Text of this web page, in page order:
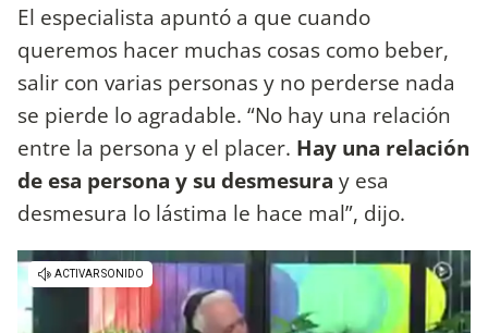
El especialista apuntó a que cuando
queremos hacer muchas cosas como beber,
salir con varias personas y no perderse nada
se pierde lo agradable. “No hay una relación
entre la persona y el placer. Hay una relación
de esa persona y su desmesura y esa
desmesura lo lástima le hace mal”, dijo.